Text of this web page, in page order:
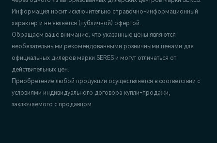
Информация носит исключительно справочно-информационный
характер и не является (публичной) офертой.
Обращаем ваше внимание, что указанные цены являются
необязательными рекомендованными розничными ценами для
официальных дилеров марки SERES и могут отличаться от
действительных цен.
Приобретение любой продукции осуществляется в соответствии с
условиями индивидуального договора купли-продажи,
заключаемого с продавцом.